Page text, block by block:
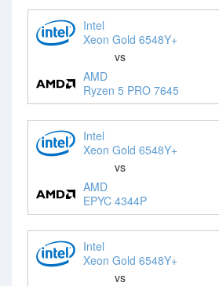
Intel
Xeon Gold 6548Y+
vs
AMD
Ryzen 5 PRO 7645
Intel
Xeon Gold 6548Y+
vs
AMD
EPYC 4344P
Intel
Xeon Gold 6548Y+
vs